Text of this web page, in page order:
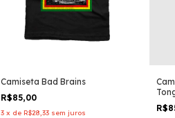
Camiseta Bad Brains
R$85,00
3 x de R$28,33 sem juros